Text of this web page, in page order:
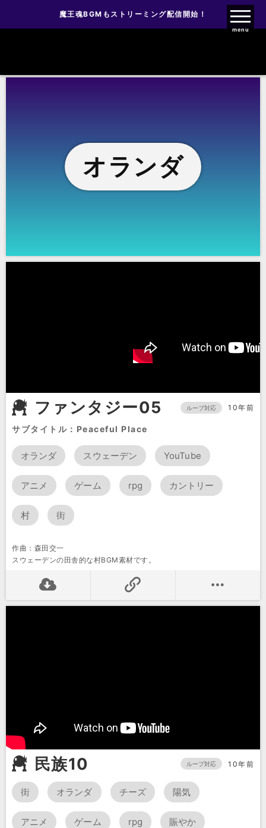
魔王魂ファンクラブ
魔王魂BGMもストリーミング配信開始！
menu
オランダ
ファンタジー05 ループ対応 10年前
サブタイトル：Peaceful Place
オランダ スウェーデン YouTube
アニメ ゲーム rpg カントリー
村 街
作曲：森田交一
スウェーデンの田舎的な村BGM素材です。
民族10 ループ対応 10年前
街 オランダ チーズ 陽気
アニメ ゲーム rpg 賑やか